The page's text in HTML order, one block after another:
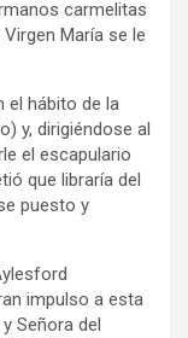
carmelitas
María se le
el hábito de la
y, dirigiéndose al
el escapulario
que libraría del
puesto y
impulso a esta
Señora del